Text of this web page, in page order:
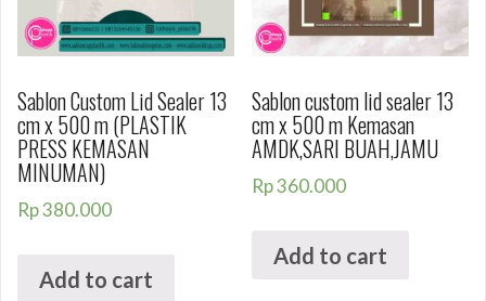
Sablon Custom Lid Sealer 13
cm x 500 m (PLASTIK
PRESS KEMASAN
MINUMAN)
Rp380.000
Add to cart
Sablon custom lid sealer 13
cm x 500 m Kemasan
AMDK,SARI BUAH,JAMU
Rp360.000
Add to cart